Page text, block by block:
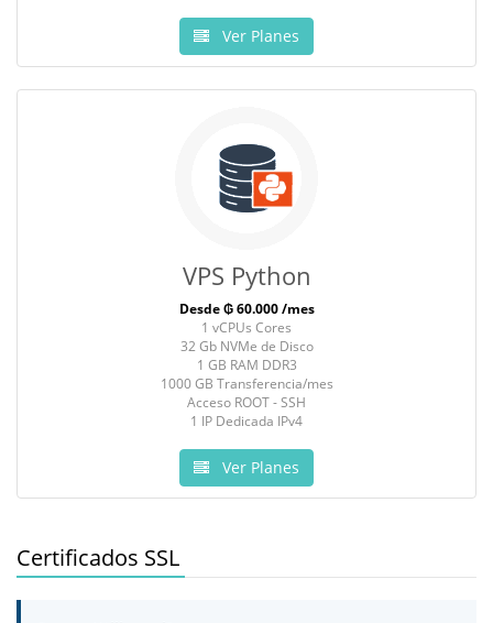
Ver Planes
VPS Python
Desde ₲ 60.000 /mes
1 vCPUs Cores
32 Gb NVMe de Disco
1 GB RAM DDR3
1000 GB Transferencia/mes
Acceso ROOT - SSH
1 IP Dedicada IPv4
Ver Planes
Certificados SSL